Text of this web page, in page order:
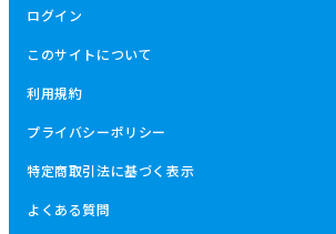
ログイン
このサイトについて
利用規約
プライバシーポリシー
特定商取引法に基づく表示
よくある質問